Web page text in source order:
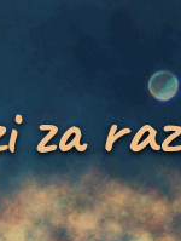
za